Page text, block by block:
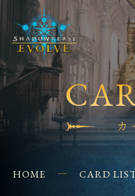
Q&A
EVENT SHOPS
カ
HOME CARD